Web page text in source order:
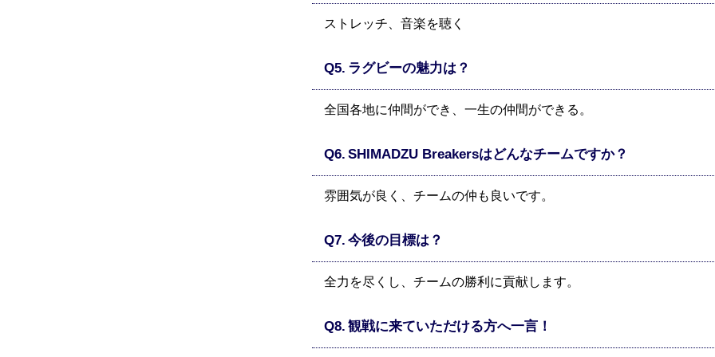
ストレッチ、音楽を聴く
ラグビーの魅力は？
全国各地に仲間ができ、一生の仲間ができる。
SHIMADZU Breakersはどんなチームですか？
雰囲気が良く、チームの仲も良いです。
今後の目標は？
全力を尽くし、チームの勝利に貢献します。
観戦に来ていただける方へ一言！